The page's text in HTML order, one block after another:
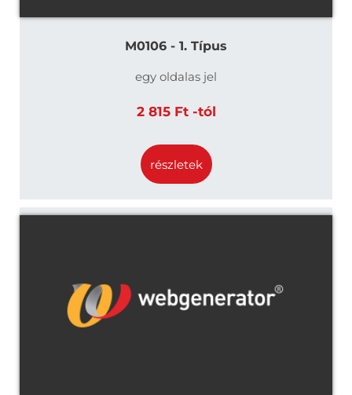
M0106 - 1. Típus
egy oldalas jel
2 815 Ft -tól
részletek